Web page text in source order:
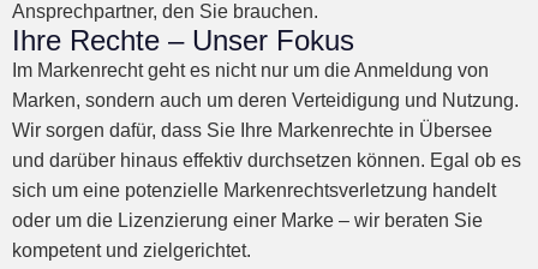
Ansprechpartner, den Sie brauchen.
Ihre Rechte – Unser Fokus
Im Markenrecht geht es nicht nur um die Anmeldung von
Marken, sondern auch um deren Verteidigung und Nutzung.
Wir sorgen dafür, dass Sie Ihre Markenrechte in Übersee
und darüber hinaus effektiv durchsetzen können. Egal ob es
sich um eine potenzielle Markenrechtsverletzung handelt
oder um die Lizenzierung einer Marke – wir beraten Sie
kompetent und zielgerichtet.